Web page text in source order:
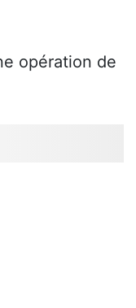
opération de